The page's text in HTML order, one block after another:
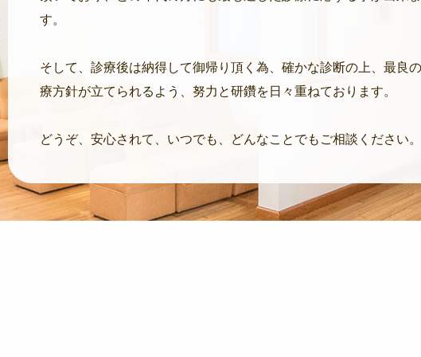
す。
そして、診療後は納得して御帰り頂く為、確かな診断の上、最良
療方針が立てられるよう、努力と研鑽を日々重ねております。
どうぞ、安心されて、いつでも、どんなことでもご相談ください。